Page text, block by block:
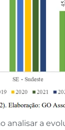
analisar a